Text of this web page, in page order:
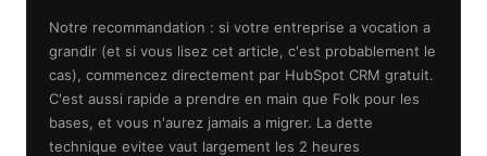
Notre recommandation : si votre entreprise a vocation a
grandir (et si vous lisez cet article, c'est probablement le
cas), commencez directement par HubSpot CRM gratuit.
C'est aussi rapide a prendre en main que Folk pour les
bases, et vous n'aurez jamais a migrer. La dette
technique evitee vaut largement les 2 heures